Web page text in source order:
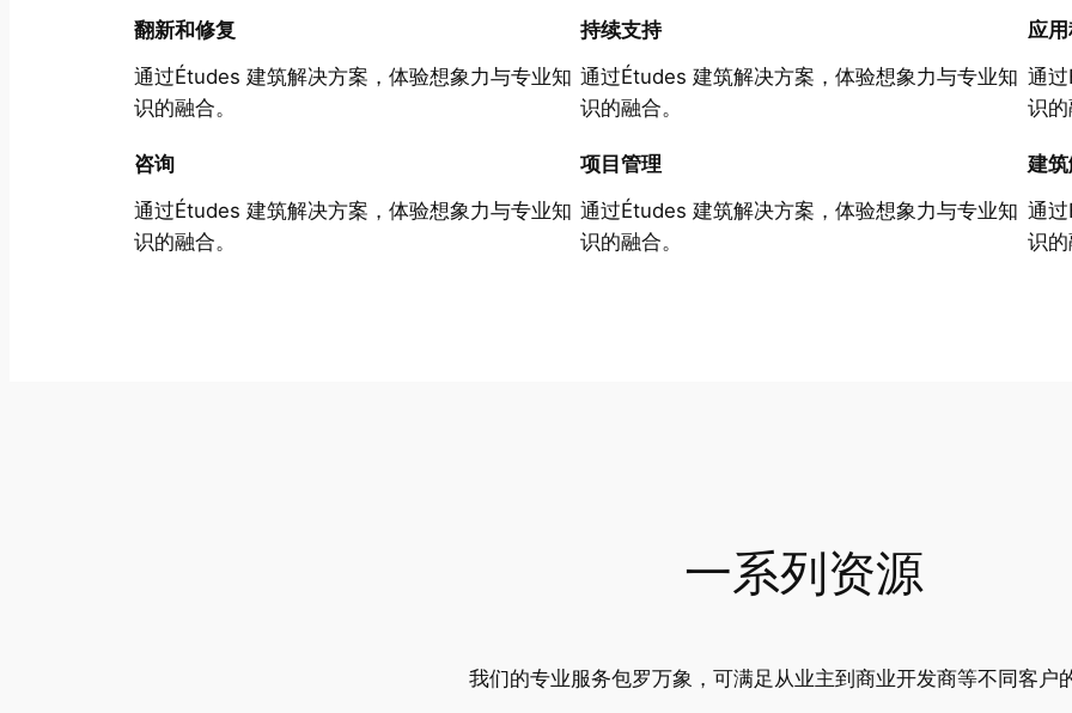
翻新和修复
通过Études 建筑解决方案，体验想象力与专业知
识的融合。
持续支持
通过Études 建筑解决方案，体验想象力与专业知
识的融合。
应
通
识
咨询
通过Études 建筑解决方案，体验想象力与专业知
识的融合。
项目管理
通过Études 建筑解决方案，体验想象力与专业知
识的融合。
建
通
识
一系列资源
我们的专业服务包罗万象，可满足从业主到商业开发商等不同客户